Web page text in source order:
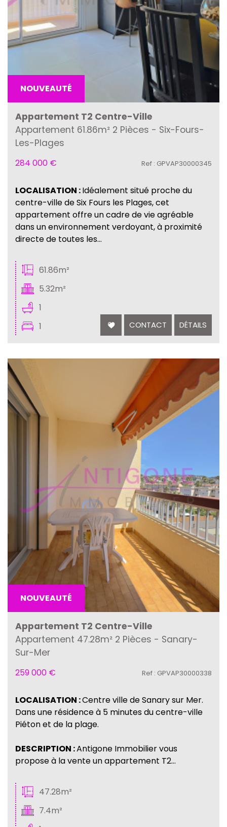
NOUVEAUTÉ
Appartement T2 Centre-Ville
Appartement 61.86m² 2 Pièces - Six-Fours-
Les-Plages
284 000 € Ref : GPVAP30000345
LOCALISATION :Idéalement situé proche du
centre-ville de Six Fours les Plages, cet
appartement offre un cadre de vie agréable
dans un environnement verdoyant, à proximité
directe de toutes les...
61.86m²
5.32m²
1
1
CONTACT DÉTAILS
NOUVEAUTÉ
Appartement T2 Centre-Ville
Appartement 47.28m² 2 Pièces - Sanary-
Sur-Mer
259 000 € Ref : GPVAP30000338
LOCALISATION :Centre ville de Sanary sur Mer.
Dans une résidence à 5 minutes du centre-ville
Piéton et de la plage.
DESCRIPTION :Antigone Immobilier vous
propose à la vente un appartement T2...
47.28m²
7.4m²